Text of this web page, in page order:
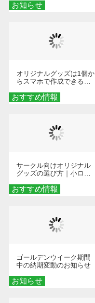
お知らせ
おすすめ情報
オリジナルグッズは1個か
らスマホで作成できる！
くなる巾着＆ポーチ活用
術
おすすめ情報
サークル向けオリジナル
グッズの選び方｜小ロッ
める秘訣
お知らせ
ゴールデンウイーク期間
中の納期変動のお知らせ